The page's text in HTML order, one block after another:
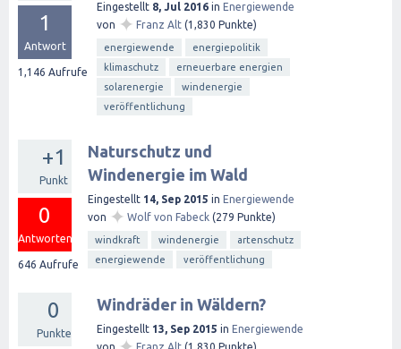
1
Antwort
1,146 Aufrufe
Eingestellt 8, Jul 2016 in Energiewende
von ✦ Franz Alt (1,830 Punkte)
energiewende
energiepolitik
klimaschutz
erneuerbare energien
solarenergie
windenergie
veröffentlichung
+1
Punkt
0
Antworten
646 Aufrufe
Naturschutz und
Windenergie im Wald
Eingestellt 14, Sep 2015 in Energiewende
von ✦ Wolf von Fabeck (279 Punkte)
windkraft windenergie
artenschutz
energiewende
veröffentlichung
0
Punkte
Windräder in Wäldern?
Eingestellt 13, Sep 2015 in Energiewende